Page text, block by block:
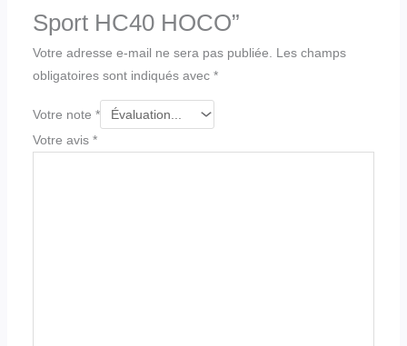
Sport HC40 HOCO”
Votre adresse e-mail ne sera pas publiée.
Les champs
obligatoires sont indiqués avec *
Votre note *
Votre avis *